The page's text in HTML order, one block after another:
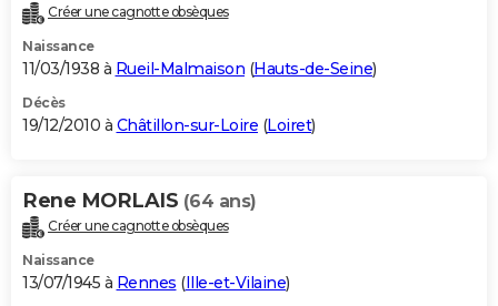
Créer une cagnotte obsèques
Naissance
11/03/1938 à Rueil-Malmaison (Hauts-de-Seine)
Décès
19/12/2010 à Châtillon-sur-Loire (Loiret)
Rene MORLAIS (64 ans)
Créer une cagnotte obsèques
Naissance
13/07/1945 à Rennes (Ille-et-Vilaine)